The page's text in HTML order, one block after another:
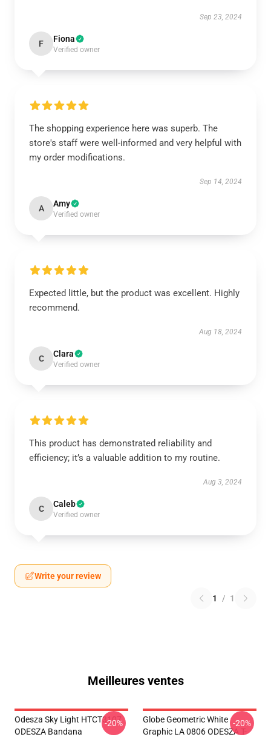
Sep 23, 2024
F Fiona
Verified owner
The shopping experience here was superb. The
store's staff were well-informed and very helpful with
my order modifications.
Sep 14, 2024
A Amy
Verified owner
Expected little, but the product was excellent. Highly
recommend.
Aug 18, 2024
C Clara
Verified owner
This product has demonstrated reliability and
efficiency; it’s a valuable addition to my routine.
Aug 3, 2024
C Caleb
Verified owner
Write your review
1 / 1
Meilleures ventes
Odesza Sky Light HTCT3107
ODESZA Bandana
-20%
Globe Geometric White
Graphic LA 0806 ODESZA T-
-20%